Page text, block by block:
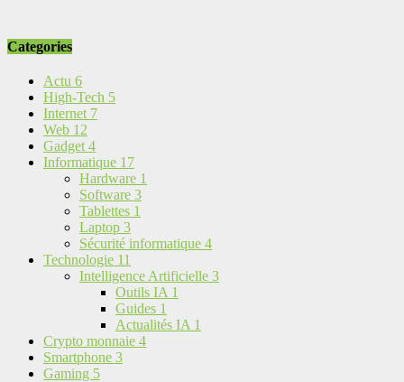
Categories
Actu 6
High-Tech 5
Internet 7
Web 12
Gadget 4
Informatique 17
Hardware 1
Software 3
Tablettes 1
Laptop 3
Sécurité informatique 4
Technologie 11
Intelligence Artificielle 3
Outils IA 1
Guides 1
Actualités IA 1
Crypto monnaie 4
Smartphone 3
Gaming 5